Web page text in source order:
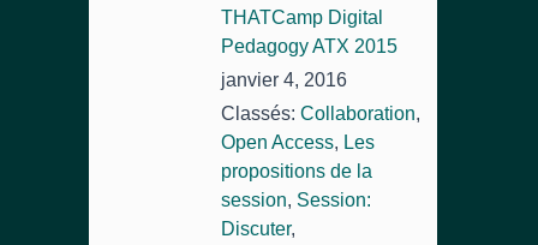
THATCamp Digital
Pedagogy ATX 2015
janvier 4, 2016
Classés: Collaboration,
Open Access, Les
propositions de la
session, Session:
Discuter,